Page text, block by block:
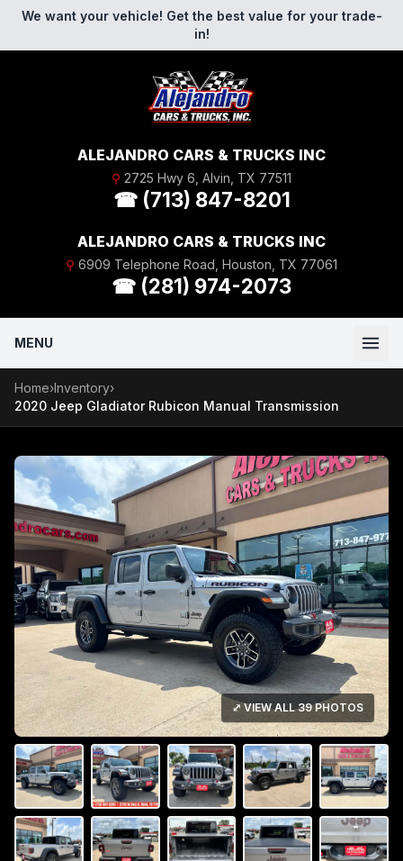
Skip to content
We want your vehicle! Get the best value for your trade-
in!
ALEJANDRO CARS & TRUCKS INC
⚲ 2725 Hwy 6, Alvin, TX 77511
☎ (713) 847-8201
ALEJANDRO CARS & TRUCKS INC
⚲ 6909 Telephone Road, Houston, TX 77061
☎ (281) 974-2073
MENU
Home›Inventory›
2020 Jeep Gladiator Rubicon Manual Transmission
⤢ VIEW ALL 39 PHOTOS